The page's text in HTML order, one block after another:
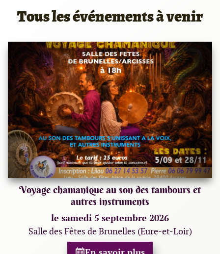
Tous les événements à venir
Voyage chamanique au son des tambours et
autres instruments
le samedi 5 septembre 2026
Salle des Fêtes de Brunelles (Eure-et-Loir)